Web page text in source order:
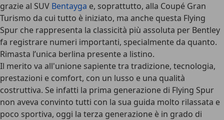
grazie al SUV Bentayga e, soprattutto, alla Coupé Gran
Turismo da cui tutto è iniziato, ma anche questa Flying
Spur che rappresenta la classicità più assoluta per Bentley
fa registrare numeri importanti, specialmente da quanto.
Rimasta l’unica berlina presente a listino.
Il merito va all'unione sapiente tra tradizione, tecnologia,
prestazioni e comfort, con un lusso e una qualità
costruttiva. Se infatti la prima generazione di Flying Spur
non aveva convinto tutti con la sua guida molto rilassata e
poco sportiva, oggi la terza generazione è in grado di